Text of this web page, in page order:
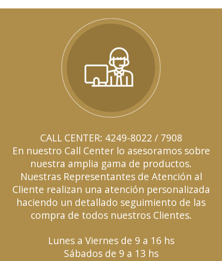
CALL CENTER: 4249-8022 / 7908
En nuestro Call Center lo asesoramos sobre
nuestra amplia gama de productos.
Nuestras Representantes de Atención al
Cliente realizan una atención personalizada
haciendo un detallado seguimiento de las
compra de todos nuestros Clientes.
Lunes a Viernes de 9 a 16 hs
Sábados de 9 a 13 hs